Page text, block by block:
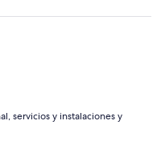
servicios y instalaciones y